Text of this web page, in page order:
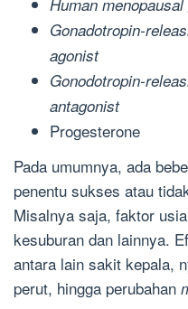
Human
Gonadotropin-
agonist
Gonodotropin-
antagonist
Progesterone
Pada umumnya, ada
penentu sukses atau
Misalnya saja, faktor
kesuburan dan lainnya.
antara lain sakit kepala,
perut, hingga perubahan